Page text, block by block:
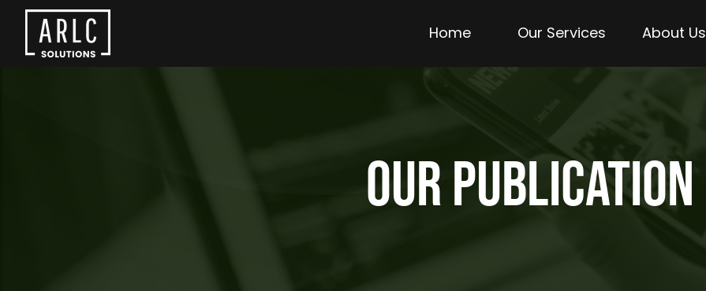
Home Our Services About Us
OUR PUBLICATION